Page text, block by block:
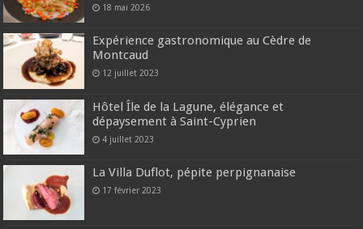
18 mai 2026
Expérience gastronomique au Cèdre de
Montcaud
12 juillet 2023
Hôtel Île de la Lagune, élégance et
dépaysement à Saint-Cyprien
4 juillet 2023
La Villa Duflot, pépite perpignanaise
17 février 2023